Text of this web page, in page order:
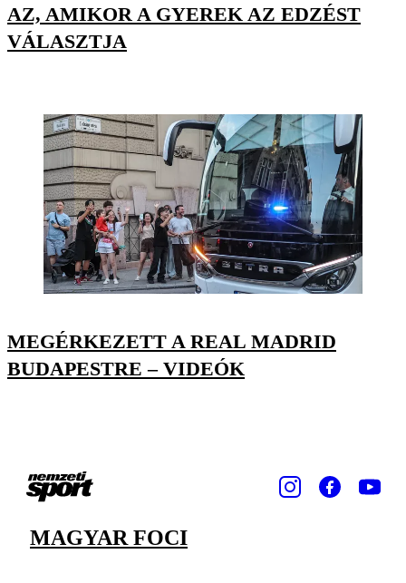
AZ, AMIKOR A GYEREK AZ EDZÉST
VÁLASZTJA
MEGÉRKEZETT A REAL MADRID
BUDAPESTRE – VIDEÓK
MAGYAR FOCI